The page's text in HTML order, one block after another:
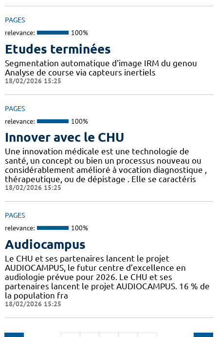
PAGES
relevance: 100%
Etudes terminées
Segmentation automatique d'image IRM du genou
Analyse de course via capteurs inertiels
18/02/2026 15:25
PAGES
relevance: 100%
Innover avec le CHU
Une innovation médicale est une technologie de
santé, un concept ou bien un processus nouveau ou
considérablement amélioré à vocation diagnostique ,
thérapeutique, ou de dépistage . Elle se caractéris
18/02/2026 15:25
PAGES
relevance: 100%
Audiocampus
Le CHU et ses partenaires lancent le projet
AUDIOCAMPUS, le futur centre d’excellence en
audiologie prévue pour 2026. Le CHU et ses
partenaires lancent le projet AUDIOCAMPUS. 16 % de
la population fra
18/02/2026 15:25